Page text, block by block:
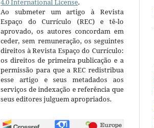
Ao submeter um artigo à Revista
Espaço do Currículo (REC) e tê-lo
aprovado, os autores concordam em
ceder, sem remuneração, os seguintes
direitos à Revista Espaço do Currículo:
os direitos de primeira publicação e a
permissão para que a REC redistribua
esse artigo e seus metadados aos
serviços de indexação e referência que
seus editores julguem apropriados.